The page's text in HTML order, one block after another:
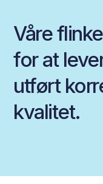
Våre
for at
utført
kvalitet.